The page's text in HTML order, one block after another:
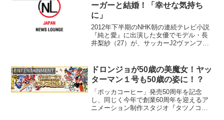
ーガーと結婚！「幸せな気持ち
に」
2012年下半期のNHK朝の連続テレビ小説
『純と愛』に出演した女優でモデル・長
井梨紗（27）が、サッカーJ2ヴァンフォ
2007年5月に友人の紹介で知り合い、以
降...
ENTERTAINMENT
ドロンジョが50歳の美魔女！ヤッ
ターマン１号も50歳の姿に！？
「ポッカコーヒー」発売50周年を記念
し、同じく今年で創業60周年を迎えるア
ニメーション制作スタジオ『タツノコプ